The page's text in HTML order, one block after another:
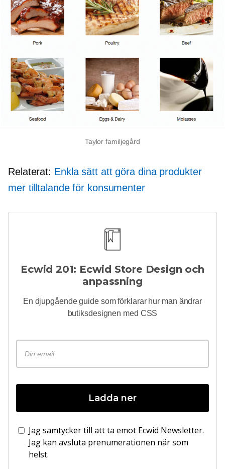
Taylor familjegård
Relaterat: Enkla sätt att göra dina produkter
mer tilltalande för konsumenter
Ecwid 201: Ecwid Store Design och
anpassning
En djupgåendeguide som förklarar hur man ändrar
butiksdesignen med CSS
Ladda ner
Jag samtycker till att ta emot Ecwid Newsletter.
Jag kan avsluta prenumerationen när som
helst.